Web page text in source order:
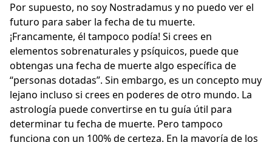
Por supuesto, no soy Nostradamus y no puedo ver el
futuro para saber la fecha de tu muerte.
¡Francamente, él tampoco podía! Si crees en
elementos sobrenaturales y psíquicos, puede que
obtengas una fecha de muerte algo específica de
“personas dotadas”. Sin embargo, es un concepto muy
lejano incluso si crees en poderes de otro mundo. La
astrología puede convertirse en tu guía útil para
determinar tu fecha de muerte. Pero tampoco
funciona con un 100% de certeza. En la mayoría de los